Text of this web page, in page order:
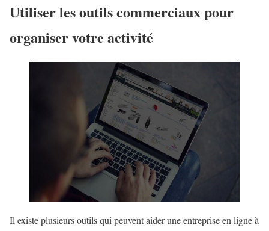
Utiliser les outils commerciaux pour
organiser votre activité
Il existe plusieurs outils qui peuvent aider une entreprise en ligne à